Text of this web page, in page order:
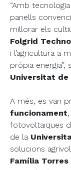
“Amb
panells
millorar els
Folgrid
i l’agricultura a
pròpia
Universitat de
A més, es van
funcionament
fotovoltaiques
de la
solucions
Família Torres